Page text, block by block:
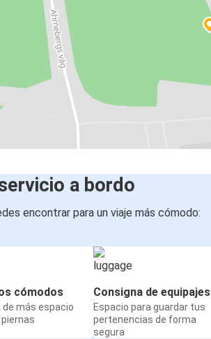
a bordo
encontrar para un viaje más cómodo:
cómodos
de más espacio
Consigna de equipajes
Espacio para guardar tus
pertenencias de forma
segura